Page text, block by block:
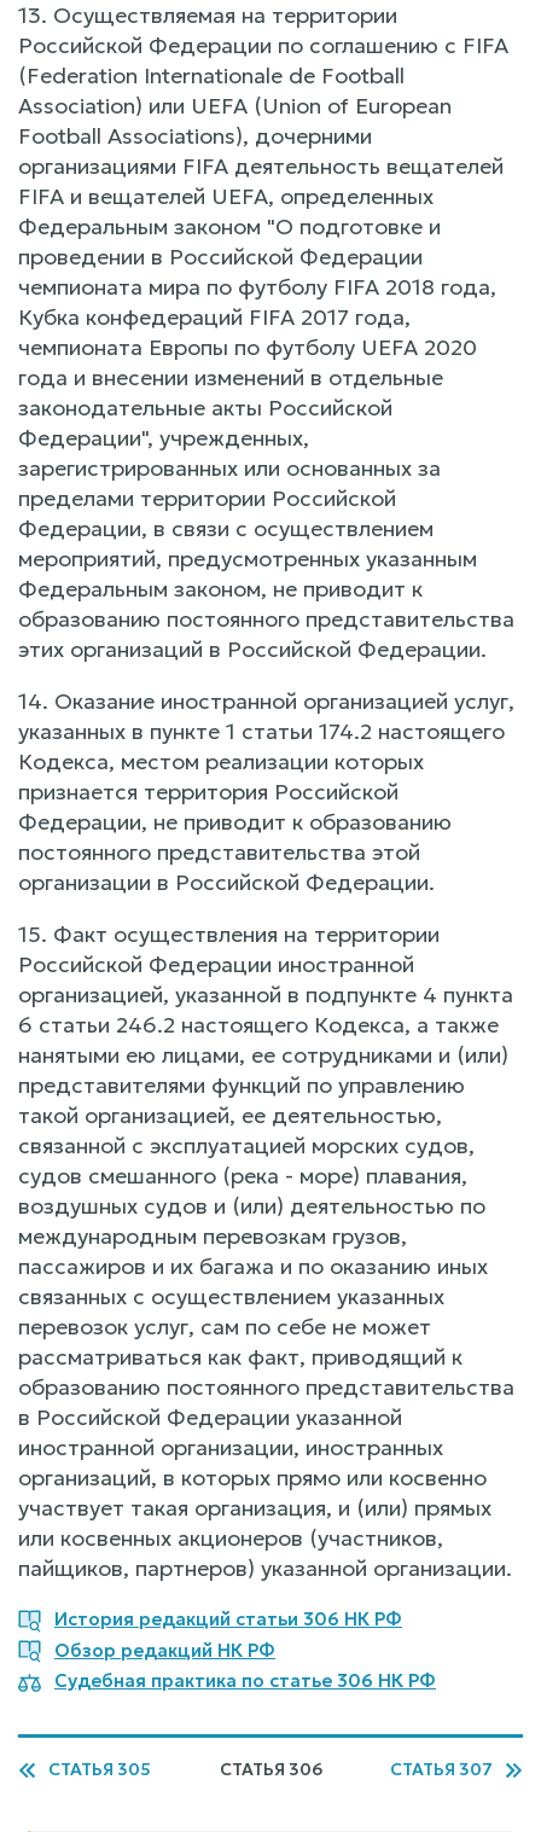
13. Осуществляемая на территории
Российской Федерации по соглашению с FIFA
(Federation Internationale de Football
Association) или UEFA (Union of European
Football Associations), дочерними
организациями FIFA деятельность вещателей
FIFA и вещателей UEFA, определенных
Федеральным законом "О подготовке и
проведении в Российской Федерации
чемпионата мира по футболу FIFA 2018 года,
Кубка конфедераций FIFA 2017 года,
чемпионата Европы по футболу UEFA 2020
года и внесении изменений в отдельные
законодательные акты Российской
Федерации", учрежденных,
зарегистрированных или основанных за
пределами территории Российской
Федерации, в связи с осуществлением
мероприятий, предусмотренных указанным
Федеральным законом, не приводит к
образованию постоянного представительства
этих организаций в Российской Федерации.
14. Оказание иностранной организацией услуг,
указанных в пункте 1 статьи 174.2 настоящего
Кодекса, местом реализации которых
признается территория Российской
Федерации, не приводит к образованию
постоянного представительства этой
организации в Российской Федерации.
15. Факт осуществления на территории
Российской Федерации иностранной
организацией, указанной в подпункте 4 пункта
6 статьи 246.2 настоящего Кодекса, а также
нанятыми ею лицами, ее сотрудниками и (или)
представителями функций по управлению
такой организацией, ее деятельностью,
связанной с эксплуатацией морских судов,
судов смешанного (река - море) плавания,
воздушных судов и (или) деятельностью по
международным перевозкам грузов,
пассажиров и их багажа и по оказанию иных
связанных с осуществлением указанных
перевозок услуг, сам по себе не может
рассматриваться как факт, приводящий к
образованию постоянного представительства
в Российской Федерации указанной
иностранной организации, иностранных
организаций, в которых прямо или косвенно
участвует такая организация, и (или) прямых
или косвенных акционеров (участников,
пайщиков, партнеров) указанной организации.
История редакций статьи 306 НК РФ
Обзор редакций НК РФ
Судебная практика по статье 306 НК РФ
СТАТЬЯ 305 СТАТЬЯ 306 СТАТЬЯ 307